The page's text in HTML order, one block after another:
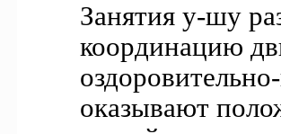
Занятия у-шу
координацию
оказывают